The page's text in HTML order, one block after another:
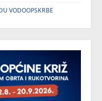
VODOOPSKRBE